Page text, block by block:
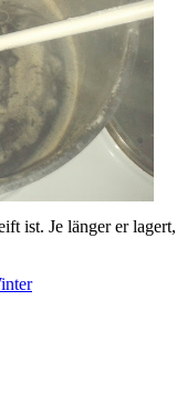
ist. Je länger er lagert,